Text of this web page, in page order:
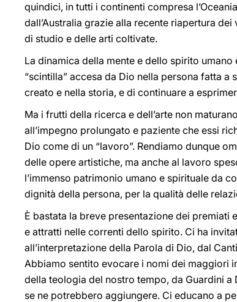
quindici, in tutti i continenti compresa
dall’Australia grazie alla recente riapertura
di studio e delle arti coltivate.
La dinamica della mente e dello spirito
“scintilla” accesa da Dio nella persona fatta
creato e nella storia, e di continuare a
Ma i frutti della ricerca e dell’arte non
all’impegno prolungato e paziente che essi
Dio come di un “lavoro”. Rendiamo dunque
delle opere artistiche, ma anche al lavoro
l’immenso patrimonio umano e spirituale da
dignità della persona, per la qualità delle
È bastata la breve presentazione dei
e attratti nelle correnti dello spirito. Ci ha
all’interpretazione della Parola di Dio, dal
Abbiamo sentito evocare i nomi dei maggiori
della teologia del nostro tempo, da Guardini
se ne potrebbero aggiungere. Ci educano a